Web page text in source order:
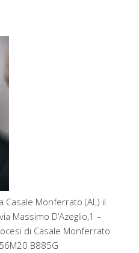
Casale Monferrato (AL) il
Massimo D’Azeglio,1 –
di Casale Monferrato
B885G